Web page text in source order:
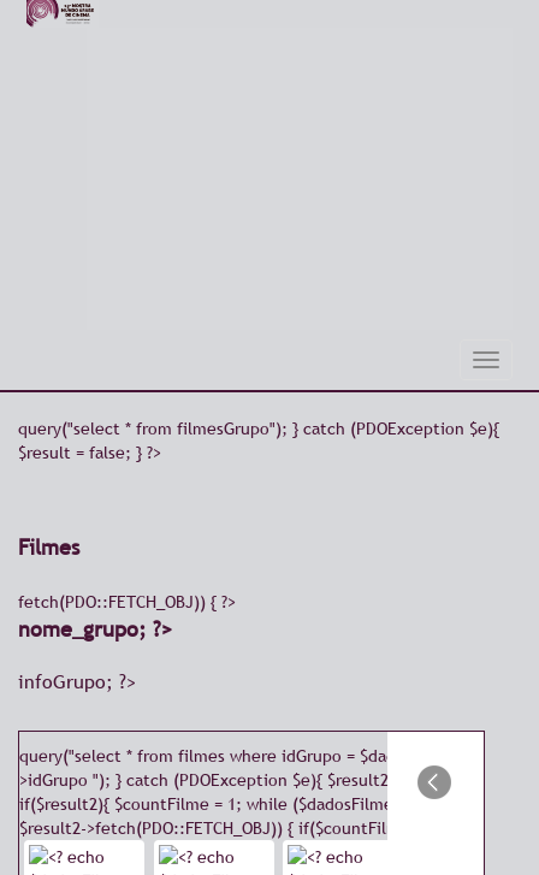
Toggle
query("select * from filmesGrupo"); } catch (PDOException $e){
$result = false; } ?>
Filmes
fetch(PDO::FETCH_OBJ)) { ?>
nome_grupo; ?>
infoGrupo; ?>
query("select * from filmes where idGrupo = $dados-
>idGrupo "); } catch (PDOException $e){ $result2 = false; }
if($result2){ $countFilme = 1; while ($dadosFilmes =
$result2->fetch(PDO::FETCH_OBJ)) { if($countFilme <=1 ){ ?>